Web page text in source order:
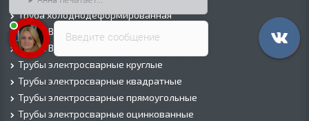
Труба холоднодеформированная
Трубы ВГП (Водогазопроводные)
Трубы ВГП оцинкованные
Трубы электросварные круглые
Трубы электросварные квадратные
Трубы электросварные прямоугольные
Трубы электросварные оцинкованные
Введите сообщение